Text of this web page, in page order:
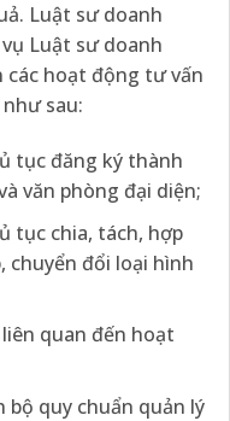
Luật sư doanh
Luật sư doanh
các hoạt động tư vấn
sau:
tục đăng ký thành
văn phòng đại diện;
tục chia, tách, hợp
chuyển đổi loại hình
quan đến hoạt
bộ quy chuẩn quản lý